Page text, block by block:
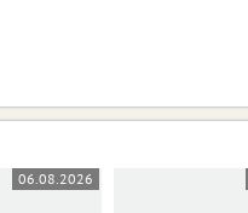
06.08.2026